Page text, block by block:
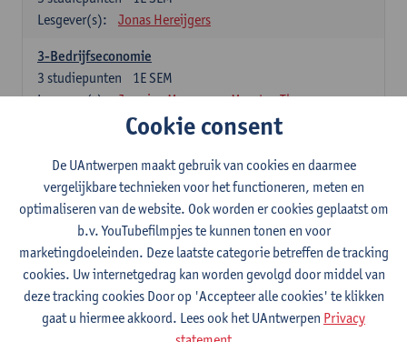
Lesgever(s):
Jonas Hereijgers
3-Bedrijfseconomie
1E SEM
3 studiepunten
Lesgever(s):
Jasmine Meysman Maarten Thys
3-Massa- en energiebalansen
1E SEM
studiepunten
Lesgever(s):
Kevin Van Daele
3-Thermodynamica
1E SEM
studiepunten
Lesgever(s):
Ivan Verhaert
Stef Jacobs
Houssam Matbouli
Willem Vandenhove
Jitse Van Thillo
Cookie consent
De UAntwerpen maakt gebruik van cookies en daarmee
vergelijkbare technieken voor het functioneren, meten en
optimaliseren van de website. Ook worden er cookies geplaatst om
b.v. YouTubefilmpjes te kunnen tonen en voor
marketingdoeleinden. Deze laatste categorie betreffen de tracking
cookies. Uw internetgedrag kan worden gevolgd door middel van
deze tracking cookies Door op 'Accepteer alle cookies' te klikken
gaat u hiermee akkoord. Lees ook het UAntwerpen Privacy